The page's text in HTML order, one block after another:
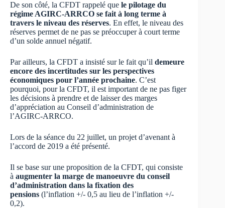
De son côté, la CFDT rappelé que le pilotage du
régime AGIRC-ARRCO se fait à long terme à
travers le niveau des réserves. En effet, le niveau des
réserves permet de ne pas se préoccuper à court terme
d’un solde annuel négatif.
Par ailleurs, la CFDT a insisté sur le fait qu’il demeure
encore des incertitudes sur les perspectives
économiques pour l’année prochaine. C’est
pourquoi, pour la CFDT, il est important de ne pas figer
les décisions à prendre et de laisser des marges
d’appréciation au Conseil d’administration de
l’AGIRC-ARRCO.
Lors de la séance du 22 juillet, un projet d’avenant à
l’accord de 2019 a été présenté.
Il se base sur une proposition de la CFDT, qui consiste
à augmenter la marge de manoeuvre du conseil
d’administration dans la fixation des
pensions (l’inflation +/- 0,5 au lieu de l’inflation +/-
0,2).